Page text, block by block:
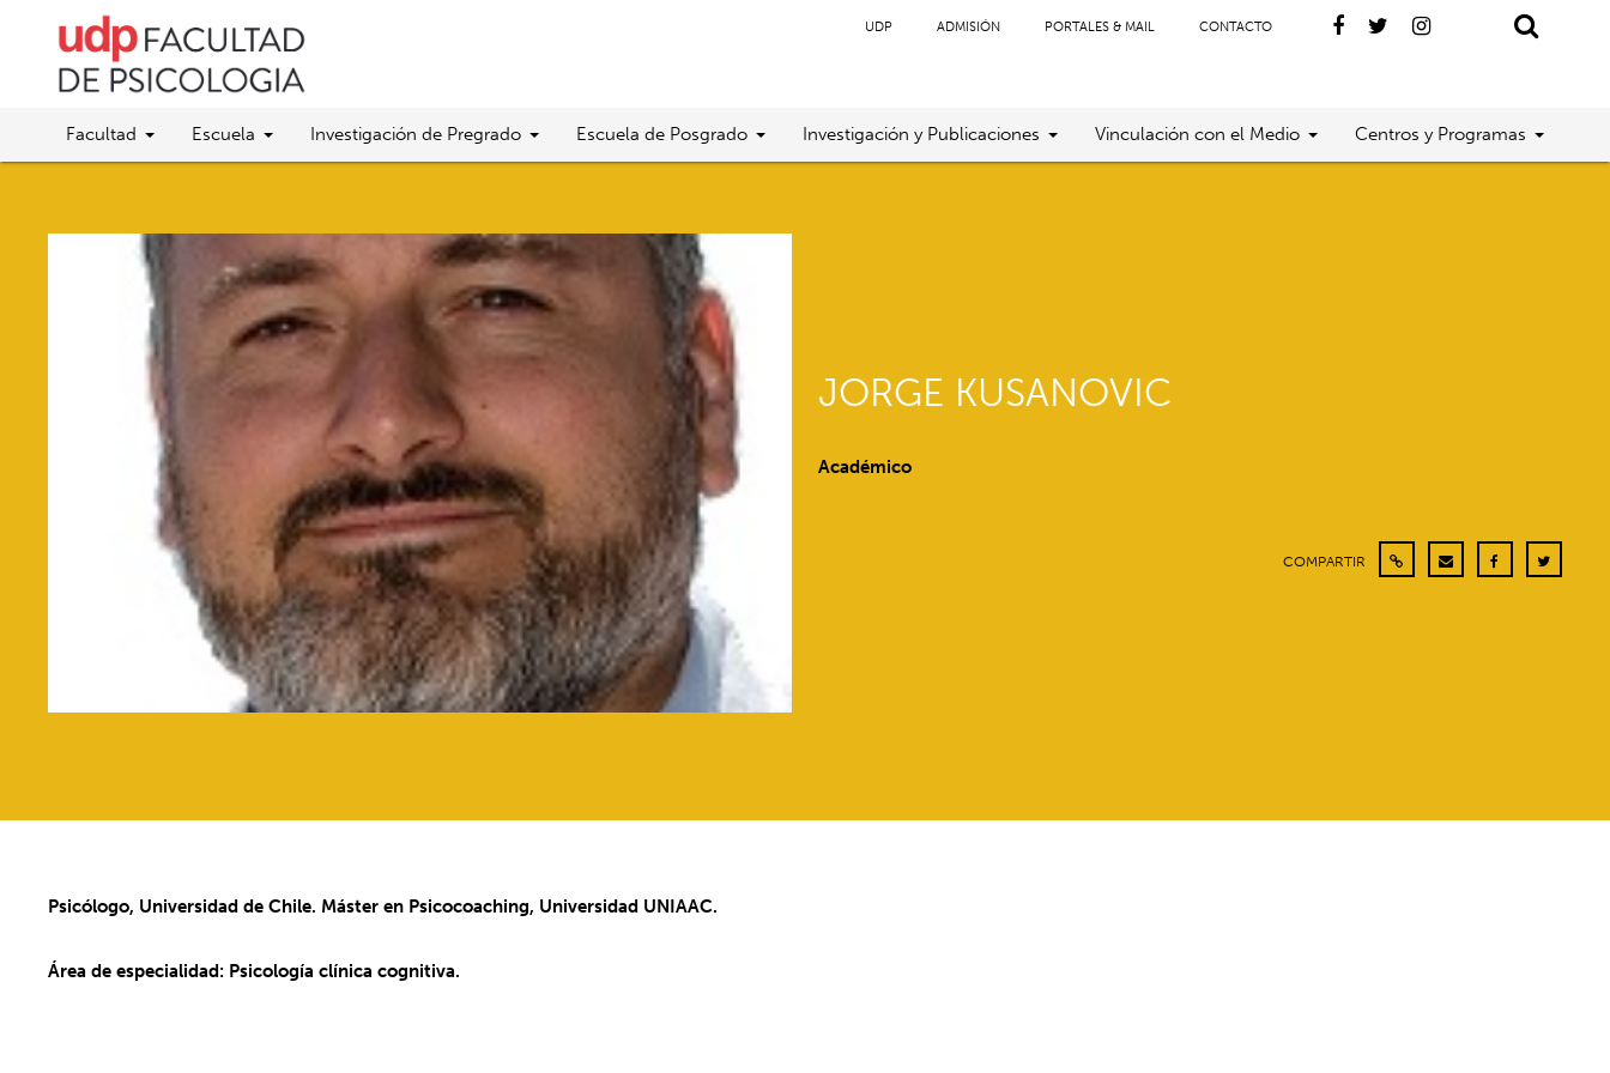
UDP ADMISIÓN PORTALES & MAIL CONTACTO
Facultad Escuela Investigación de Pregrado Escuela de Posgrado Investigación y Publicaciones Vinculación con el Medio Centros y Programas
JORGE KUSANOVIC
Académico
COMPARTIR
Psicólogo, Universidad de Chile. Máster en Psicocoaching, Universidad UNIAAC.
Área de especialidad: Psicología clínica cognitiva.